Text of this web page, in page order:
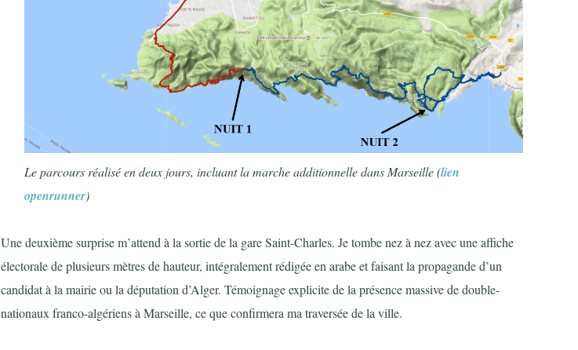
Le parcours réalisé en deux jours, incluant la marche additionnelle dans Marseille (lien
openrunner)
Une deuxième surprise m’attend à la sortie de la gare Saint-Charles. Je tombe nez à nez avec une affiche
électorale de plusieurs mètres de hauteur, intégralement rédigée en arabe et faisant la propagande d’un
candidat à la mairie ou la députation d’Alger. Témoignage explicite de la présence massive de double-
nationaux franco-algériens à Marseille, ce que confirmera ma traversée de la ville.